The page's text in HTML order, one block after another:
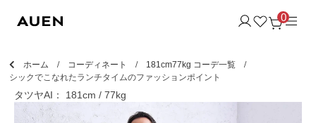
0
ホーム コーディネート
181cm77kg コーデ一覧
シックでこなれたランチタイムのファッションポイント
タツヤAI： 181cm / 77kg